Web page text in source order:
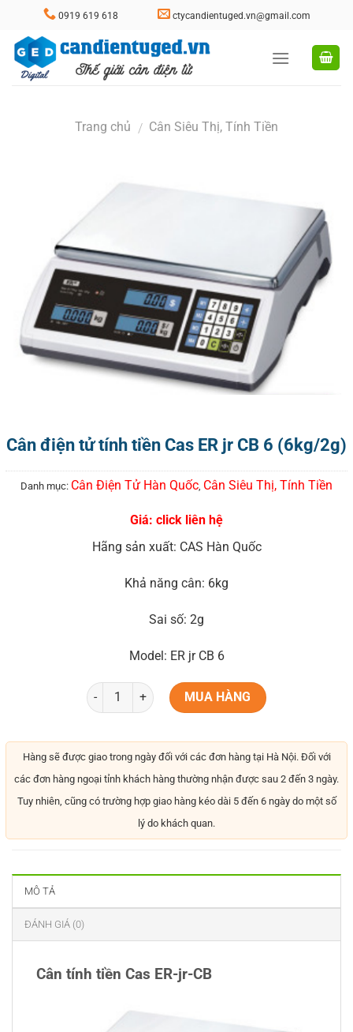
content
0919 619 618 ctycandientuged.vn@gmail.com
Trang chủ / Cân Siêu Thị, Tính Tiền
Cân điện tử tính tiền Cas ER jr CB 6 (6kg/2g)
Danh mục: Cân Điện Tử Hàn Quốc Cân Siêu Thị, Tính Tiền
Giá: click liên hệ
Hãng sản xuất: CAS Hàn Quốc
Khả năng cân: 6kg
Sai số: 2g
Model: ER jr CB 6
MUA HÀNG
Hàng sẽ được giao trong ngày đối với các đơn hàng tại Hà Nội. Đối với
các đơn hàng ngoại tỉnh khách hàng thường nhận được sau 2 đến 3 ngày.
Tuy nhiên, cũng có trường hợp giao hàng kéo dài 5 đến 6 ngày do một số
lý do khách quan.
MÔ TẢ
ĐÁNH GIÁ (0)
Cân tính tiền Cas ER-jr-CB